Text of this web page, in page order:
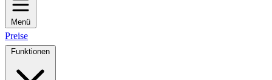
Menü
Preise
Funktionen